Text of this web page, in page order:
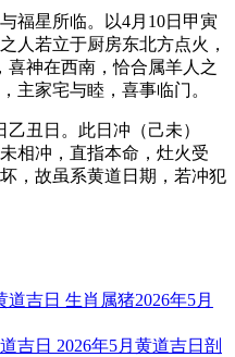
福星所临。以4月10日甲寅
人若立于厨房东北方点火，
喜神在西南，恰合属羊人之
主家宅与睦，喜事临门。
丑日。此日冲（己未）
相冲，直指本命，灶火受
，故虽系黄道日期，若冲犯
吉日 生肖属猪2026年5月
吉日 2026年5月黄道吉日剖